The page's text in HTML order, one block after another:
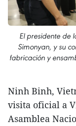
El presidente de
Simonyan, y su
fabricación y
Ninh Binh,
visita oficial a
Asamblea